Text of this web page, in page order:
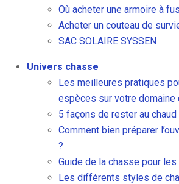
Où acheter une armoire à
Acheter un couteau de
SAC SOLAIRE SYSSEN
Univers chasse
Les meilleures pratiques
espèces sur votre domaine
5 façons de rester au
Comment bien préparer
?
Guide de la chasse pour
Les différents styles de